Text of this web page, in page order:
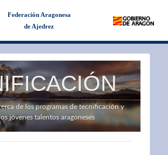
Federación Aragonesa
de Ajedrez
de los programas de tecnificación y
jóvenes talentos aragoneses